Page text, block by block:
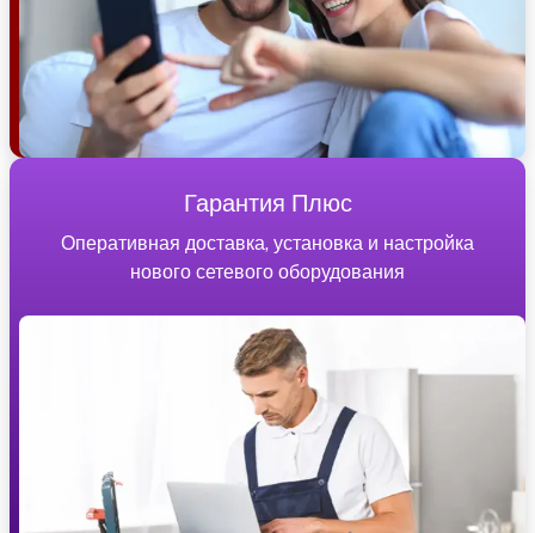
Гарантия Плюс
Оперативная доставка, установка и настройка
нового сетевого оборудования